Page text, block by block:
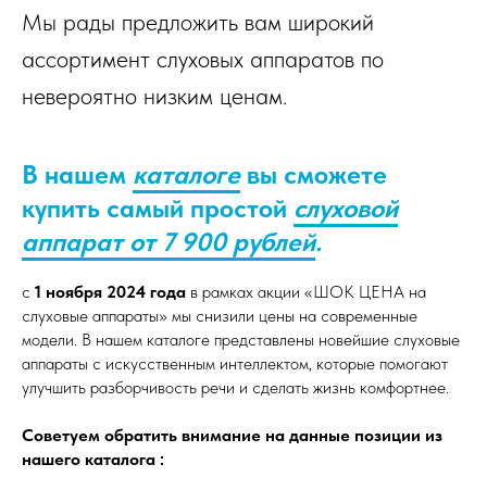
Мы рады предложить вам широкий
ассортимент слуховых аппаратов по
невероятно низким ценам.
В нашем каталогевы сможете
купить самый простой слуховой
аппарат от 7 900 рублей.
с 1 ноября 2024 года в рамках акции «ШОК ЦЕНА на
слуховые аппараты» мы снизили цены на современные
модели. В нашем каталоге представлены новейшие слуховые
аппараты с искусственным интеллектом, которые помогают
улучшить разборчивость речи и сделать жизнь комфортнее.
Советуем обратить внимание на данные позиции из
нашего каталога :